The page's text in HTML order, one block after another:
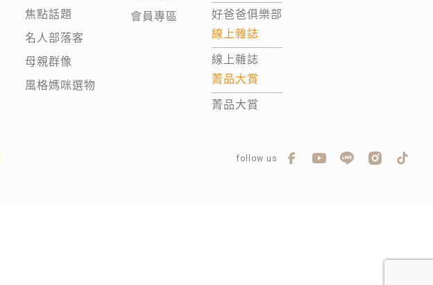
焦點話題
名人部落客
母親群像
風格媽咪選物
會員專區
好爸爸俱樂部
線上雜誌
線上雜誌
菁品大賞
菁品大賞
follow us